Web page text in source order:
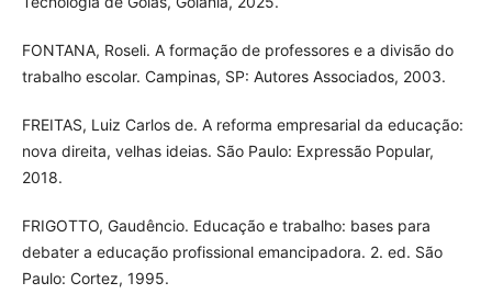
FONTANA, Roseli. A formação de professores e a divisão do
trabalho escolar. Campinas, SP: Autores Associados, 2003.
FREITAS, Luiz Carlos de. A reforma empresarial da educação:
nova direita, velhas ideias. São Paulo: Expressão Popular,
2018.
FRIGOTTO, Gaudêncio. Educação e trabalho: bases para
debater a educação profissional emancipadora. 2. ed. São
Paulo: Cortez, 1995.